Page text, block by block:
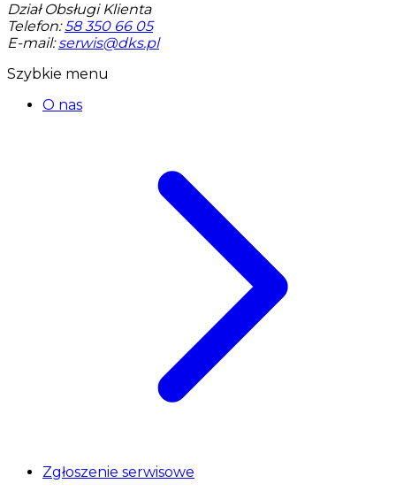
Dział Obsługi Klienta
Telefon: 58 350 66 05
E-mail: serwis@dks.pl
Szybkie menu
O nas
Zgłoszenie serwisowe